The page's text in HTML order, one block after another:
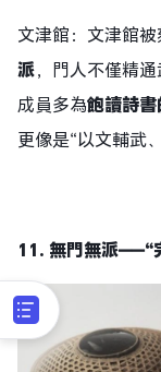
文津館：文津館被
派，門人不僅精
成員多為飽讀詩
更像是“以文輔武
11. 無門無派——“